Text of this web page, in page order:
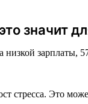
значит
низкой
стресса. Это